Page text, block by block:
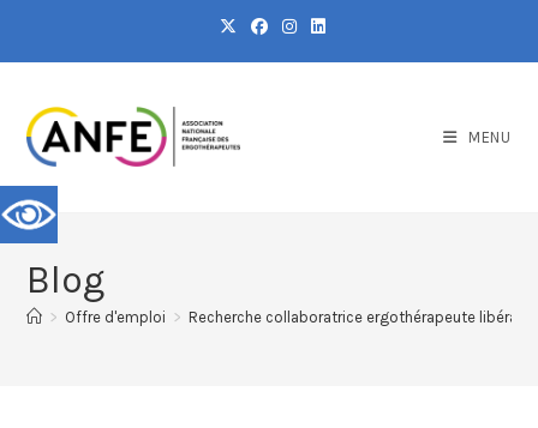
MENU
Blog
> Offre d'emploi > Recherche collaboratrice ergothérapeute libérale